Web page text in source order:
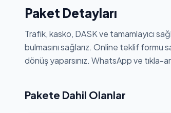
Paket Detayları
Trafik, kasko, DASK ve tamamlayıcı
bulmasını sağlarız. Online teklif
dönüş yaparsınız. WhatsApp ve tıkla-
Pakete Dahil Olanlar